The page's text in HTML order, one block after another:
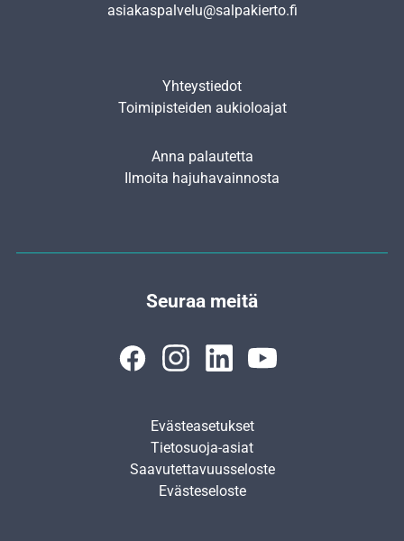
asiakaspalvelu@salpakierto.fi
Yhteystiedot
Toimipisteiden aukioloajat
Anna palautetta
Ilmoita hajuhavainnosta
Seuraa meitä
Evästeasetukset
Tietosuoja-asiat
Saavutettavuusseloste
Evästeseloste